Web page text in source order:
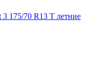
175/70 R13 T летние